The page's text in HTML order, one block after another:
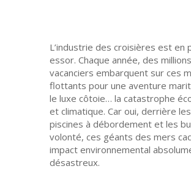
L’industrie des croisières est en
essor. Chaque année, des
vacanciers embarquent sur ces
flottants pour une aventure
le luxe côtoie… la catastrophe
et climatique. Car oui, derrière les
piscines à débordement et les
volonté, ces géants des mers
impact environnemental
désastreux.